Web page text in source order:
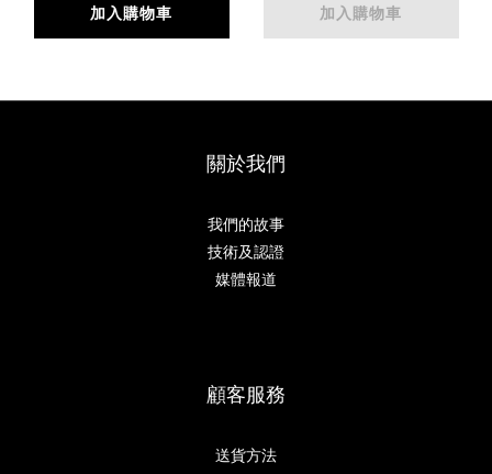
加入購物車 加入購物車
關於我們
我們的故事
技術及認證
媒體報道
顧客服務
送貨方法